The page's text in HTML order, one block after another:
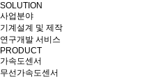
SOLUTION
사업분야
기계설계 및 제작
연구개발 서비스
PRODUCT
가속도센서
무선가속도센서